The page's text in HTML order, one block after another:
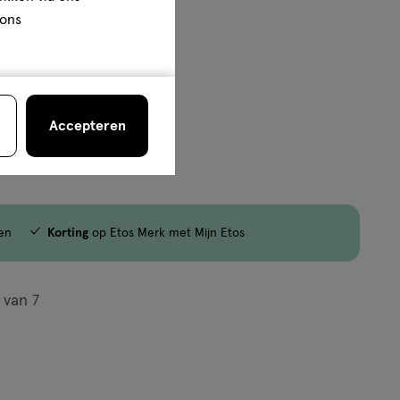
nog maar 37 producten op voorraad.
Korting op Etos Merk met Mijn Etos
van7
Accepteren